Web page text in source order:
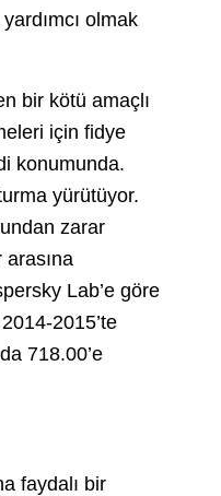
olmak
bir kötü amaçlı
için fidye
konumunda.
yürütüyor.
zarar
Lab’e göre
2015’te
718.00’e
faydalı bir